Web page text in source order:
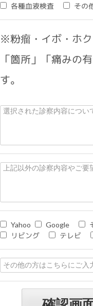
各種血液検査
その
※粉瘤・イボ・ホク
「箇所」「痛みの
す。
Yahoo Google
リビング
テレビ